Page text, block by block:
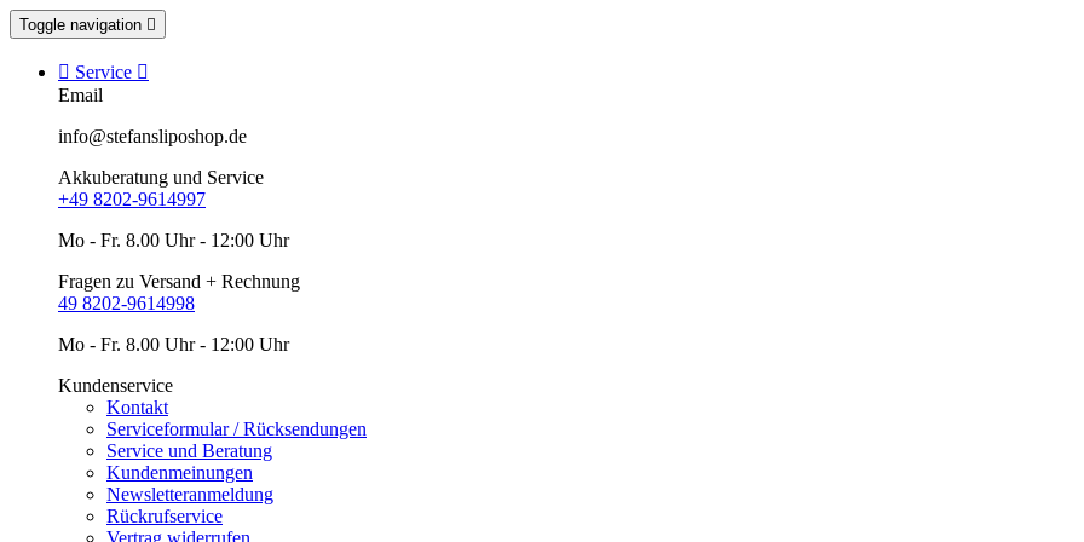
Toggle navigation 
 Service 
Email
info@stefansliposhop.de
Akkuberatung und Service
+49 8202-9614997
Mo - Fr. 8.00 Uhr - 12:00 Uhr
Fragen zu Versand + Rechnung
49 8202-9614998
Mo - Fr. 8.00 Uhr - 12:00 Uhr
Kundenservice
Kontakt
Serviceformular / Rücksendungen
Service und Beratung
Kundenmeinungen
Newsletteranmeldung
Rückrufservice
Vertrag widerrufen